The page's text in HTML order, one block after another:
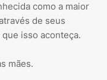
como a maior
de seus
isso aconteça.
mães.